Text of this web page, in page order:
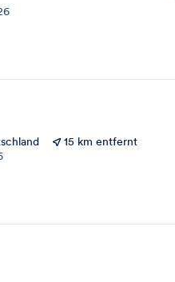
15 km entfernt